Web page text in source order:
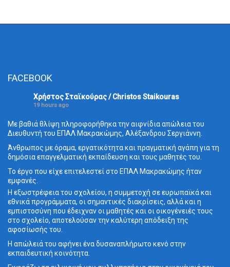
FACEBOOK
Χρήστος Σταϊκούρας / Christos Staikouras
19 hours ago
Με βαθιά θλίψη πληροφορήθηκα την αιφνίδια απώλεια του
Διευθυντή του ΕΠΑΛ Μακρακώμης, Αλέξανδρου Σεργιάννη.
Άνθρωπος με όραμα, εργατικότητα και πραγματική αγάπη για τη
δημόσια επαγγελματική εκπαίδευση και τους μαθητές του.
Το έργο που είχε επιτελεστεί στο ΕΠΑΛ Μακρακώμης ήταν
εμφανές.
Η εξωστρέφεια του σχολείου, η συμμετοχή σε ευρωπαϊκά και
εθνικά προγράμματα, οι σημαντικές διακρίσεις, αλλά και η
εμπιστοσύνη που έδειχναν οι μαθητές και οι οικογένειές τους
στο σχολείο, αποτελούσαν την καλύτερη απόδειξη της
αφοσίωσής του.
Η απώλειά του αφήνει ένα δυσαναπλήρωτο κενό στην
εκπαιδευτική κοινότητα.